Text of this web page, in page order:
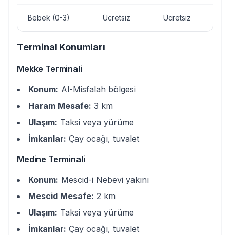
Bebek (0-3) Ücretsiz Ücretsiz
Terminal Konumları
Mekke Terminali
Konum: Al-Misfalah bölgesi
Haram Mesafe: 3 km
Ulaşım: Taksi veya yürüme
İmkanlar: Çay ocağı, tuvalet
Medine Terminali
Konum: Mescid-i Nebevi yakını
Mescid Mesafe: 2 km
Ulaşım: Taksi veya yürüme
İmkanlar: Çay ocağı, tuvalet